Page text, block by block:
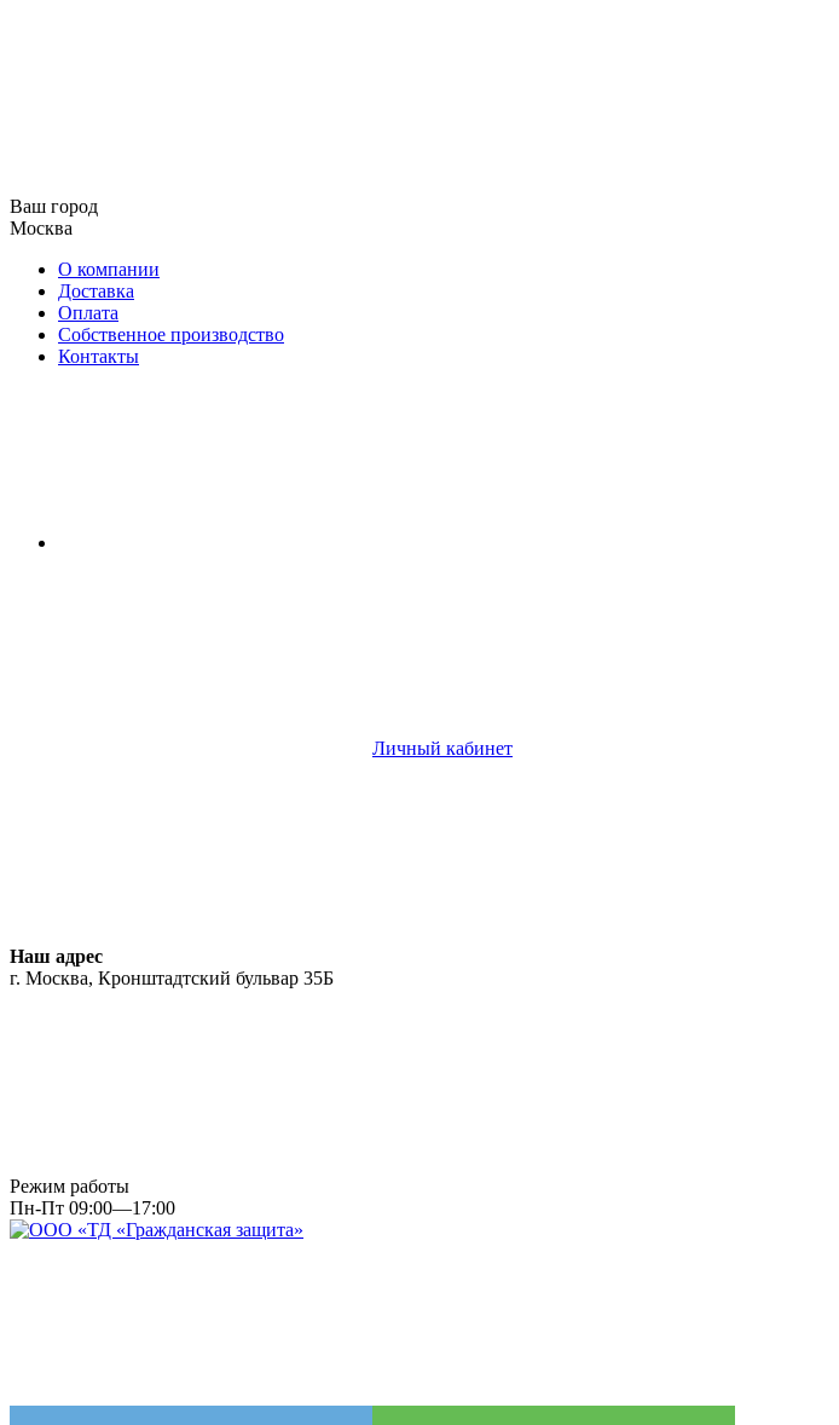
Ваш город
Москва
О компании
Доставка
Оплата
Собственное производство
Контакты
Личный кабинет
Наш адрес
г. Москва, Кронштадтский бульвар 35Б
Режим работы
Пн-Пт 09:00—17:00